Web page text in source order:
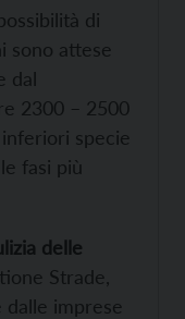
di
sono attese
dal
2300 – 2500
specie
fasi più
delle
Strade,
imprese